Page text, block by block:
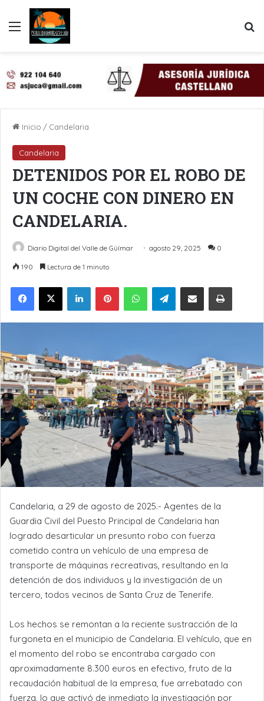
Menú
Inicio / Candelaria
Candelaria
DETENIDOS POR EL ROBO DE
UN COCHE CON DINERO EN
CANDELARIA.
Diario Digital del Valle de Güímar agosto 29, 2025 0
190 Lectura de 1 minuto
LinkedInPinterestWhatsAppTelegramCompartir por Email Imprimir
Candelaria, a 29 de agosto de 2025.- Agentes de la
Guardia Civil del Puesto Principal de Candelaria han
logrado desarticular un presunto robo con fuerza
cometido contra un vehículo de una empresa de
transporte de máquinas recreativas, resultando en la
detención de dos individuos y la investigación de un
tercero, todos vecinos de Santa Cruz de Tenerife.
Los hechos se remontan a la reciente sustracción de la
furgoneta en el municipio de Candelaria. El vehículo, que en
el momento del robo se encontraba cargado con
aproximadamente 8.300 euros en efectivo, fruto de la
recaudación habitual de la empresa, fue arrebatado con
fuerza, lo que activó de inmediato la investigación por